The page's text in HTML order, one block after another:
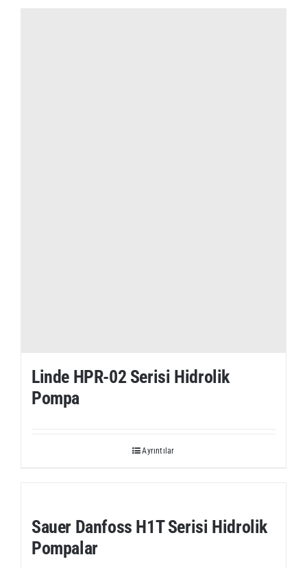
Linde HPR-02 Serisi Hidrolik
Pompa
Ayrıntılar
Sauer Danfoss H1T Serisi Hidrolik
Pompalar